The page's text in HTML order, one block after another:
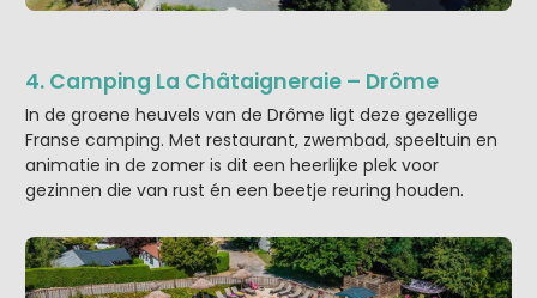
4. Camping La Châtaigneraie – Drôme
In de groene heuvels van de Drôme ligt deze gezellige
Franse camping. Met restaurant, zwembad, speeltuin en
animatie in de zomer is dit een heerlijke plek voor
gezinnen die van rust én een beetje reuring houden.